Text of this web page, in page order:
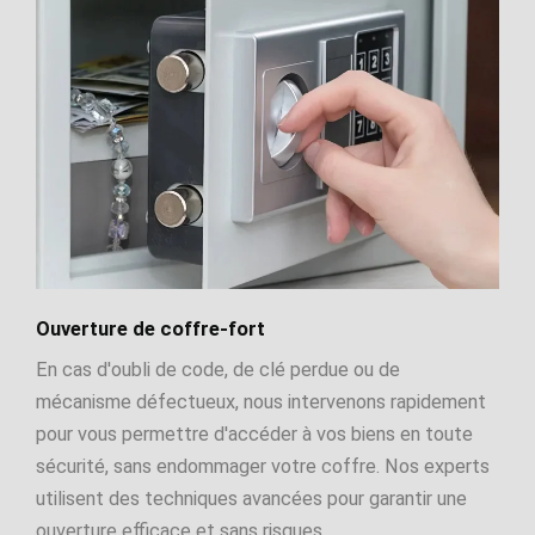
Ouverture de coffre-fort
En cas d'oubli de code, de clé perdue ou de
mécanisme défectueux, nous intervenons rapidement
pour vous permettre d'accéder à vos biens en toute
sécurité, sans endommager votre coffre. Nos experts
utilisent des techniques avancées pour garantir une